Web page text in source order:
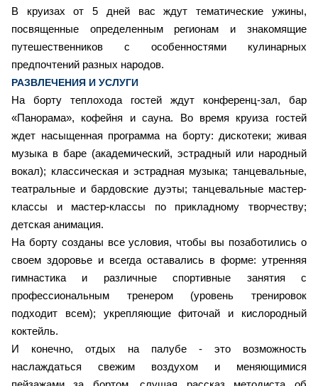
В круизах от 5 дней вас ждут тематические ужины,
посвященные определенным регионам и знакомящие
путешественников с особенностями кулинарных
предпочтений разных народов.
РАЗВЛЕЧЕНИЯ И УСЛУГИ
На борту теплохода гостей ждут конференц-зал, бар
«Панорама», кофейня и сауна. Во время круиза гостей
ждет насыщенная программа на борту: дискотеки; живая
музыка в баре (академический, эстрадный или народный
вокал); классическая и эстрадная музыка; танцевальные,
театральные и бардовские дуэты; танцевальные мастер-
классы и мастер-классы по прикладному творчеству;
детская анимация.
На борту созданы все условия, чтобы вы позаботились о
своем здоровье и всегда оставались в форме: утренняя
гимнастика и различные спортивные занятия с
профессиональным тренером (уровень тренировок
подходит всем); укрепляющие фиточай и кислородный
коктейль.
И конечно, отдых на палубе - это возможность
наслаждаться свежим воздухом и меняющимися